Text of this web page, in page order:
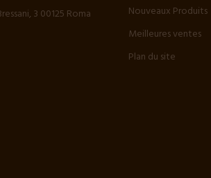
3 00125 Roma
Nouveaux Produits
Meilleures ventes
Plan du site